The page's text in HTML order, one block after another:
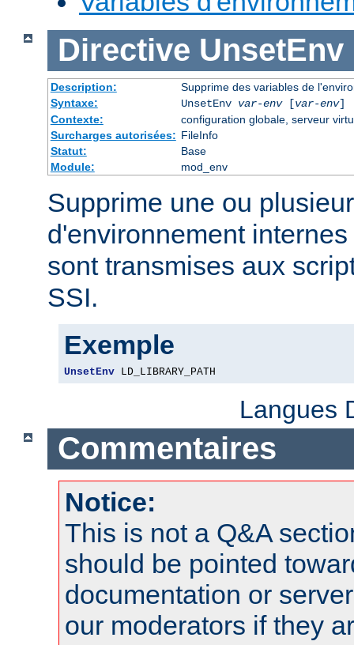
Directive UnsetEnv
Description:
Supprime des variables de
Syntaxe:
UnsetEnv var-env[var-env]
Contexte:
configuration globale, serveur
Surcharges autorisées: FileInfo
Statut:
Base
Module:
mod_env
Supprime une ou
d'environnement
sont transmises aux
SSI.
Exemple
UnsetEnv LD_LIBRARY_PATH
Langues
Commentaires
Notice:
This is not a Q&A
should be pointed
documentation or
our moderators if they